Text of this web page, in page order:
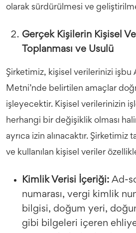
olarak sürdürülmesi ve
Gerçek Kişilerin Kişisel
Toplanması ve Usulü
Şirketimiz, kişisel verilerinizi işbu
Metni’nde belirtilen amaçlar
işleyecektir. Kişisel verilerinizin
herhangi bir değişiklik olması
ayrıca izin alınacaktır. Şirketimiz
ve kullanılan kişisel veriler
Kimlik Verisi İçeriği: Ad-
numarası, vergi kimlik
bilgisi, doğum yeri,
gibi bilgeleri içeren